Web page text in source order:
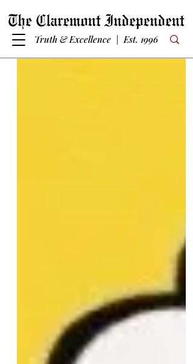
Truth & Excellence | Est. 1996